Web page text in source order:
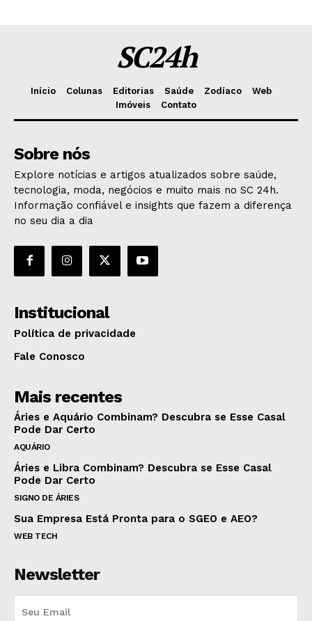
SC24h
Início Colunas Editorias Saúde Zodíaco
Web
Imóveis
Contato
Sobre nós
Explore notícias e artigos atualizados sobre saúde,
tecnologia, moda, negócios e muito mais no SC 24h.
Informação confiável e insights que fazem a diferença
no seu dia a dia
Institucional
Política de privacidade
Fale Conosco
Mais recentes
Áries e Aquário Combinam? Descubra se Esse Casal
Pode Dar Certo
AQUÁRIO
Áries e Libra Combinam? Descubra se Esse Casal
Pode Dar Certo
SIGNO DE ÁRIES
Sua Empresa Está Pronta para o SGEO e AEO?
WEB TECH
Newsletter